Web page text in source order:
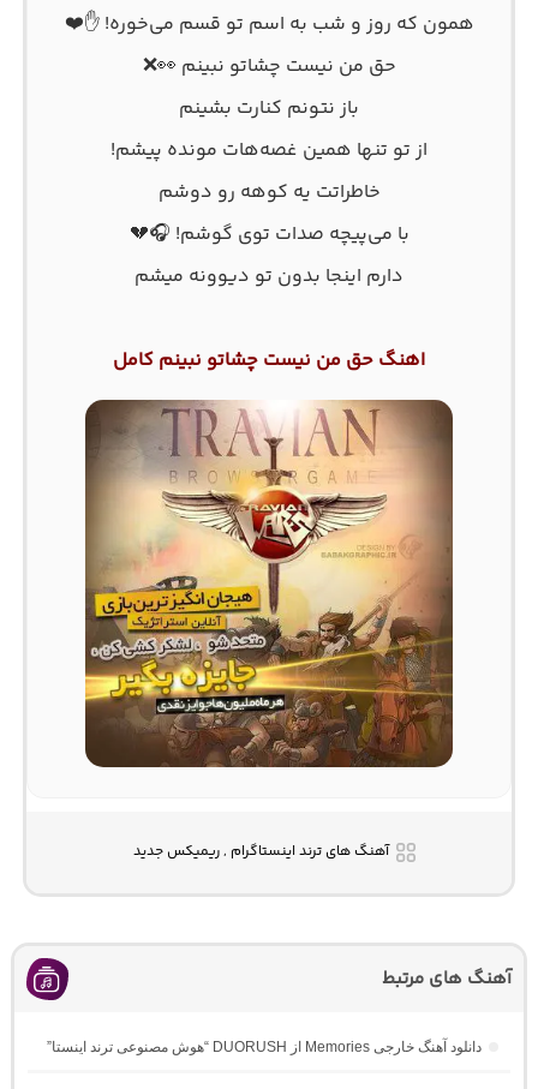
همون که روز و شب به اسم تو قسم می‌خوره! ✋❤️
حق من نیست چشاتو نبینم 👀❌
باز نتونم کنارت بشینم
از تو تنها همین غصه‌هات مونده پیشم!
خاطراتت یه کوهه رو دوشم
با می‌پیچه صدات توی گوشم! 🎧💔
دارم اینجا بدون تو دیوونه میشم
اهنگ حق من نیست چشاتو نبینم کامل
آهنگ های ترند اینستاگرام , ریمیکس جدید
آهنگ های مرتبط
دانلود آهنگ خارجی Memories از DUORUSH “هوش مصنوعی ترند اینستا”